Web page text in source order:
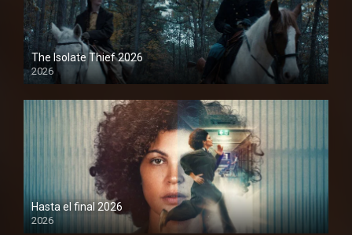
The Isolate Thief 2026
2026
1080P
Hasta el final 2026
2026
1080P